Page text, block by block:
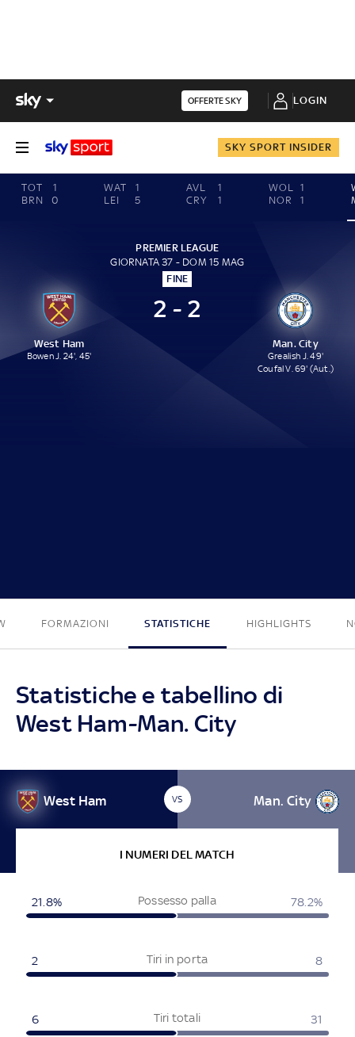
OFFERTE SKY LOGIN
SKY SPORT INSIDER
TOT
1
BRN
0
WAT
1
LEI
5
AVL
1
CRY
1
WOL
1
NOR
1
PREMIER LEAGUE
GIORNATA 37 - DOM 15 MAG
FINE
West Ham
Bowen J. 24', 45'
2 - 2
Man. City
Grealish J. 49'
Coufal V. 69' (Aut.)
FORMAZIONI STATISTICHE HIGHLIGHTS
Statistiche e tabellino di
West Ham-Man. City
West Ham VS Man. City
I NUMERI DEL MATCH
Possesso palla
21.8% 78.2%
Tiri in porta
2 8
Tiri totali
6 31